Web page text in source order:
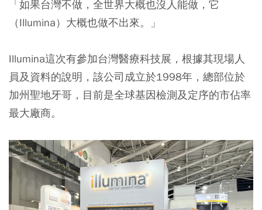
「如果台灣不做，全世界大概也沒人能做，它
（Illumina）大概也做不出來。」
Illumina這次有參加台灣醫療科技展，根據其現場人
員及資料的說明，該公司成立於1998年，總部位於
加州聖地牙哥，目前是全球基因檢測及定序的市佔率
最大廠商。